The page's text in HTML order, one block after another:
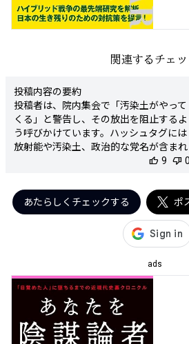
関連するチェッ
投稿内容の要約
投稿者は、院内集会で「汚染土がやって
くる」と警告し、その放出を阻止するよ
う呼びかけています。ハッシュタグには
放射能や汚染土、政治的な党名が含まれ
検出された陰謀要素
- 「汚染土」という表現に対する危惧
- 放射能に関連する内容を強調し、危険
判定理由
この投稿は、放射能や「汚染土」という
表現を用いて恐怖を煽る形で、実際の事
実関係に基づかない懸念を提起していま
す。特に、汚染土の全国への放出を恐れ
thumb_up 9 thumb_down 0
あたらしくチェックする ポ
ads